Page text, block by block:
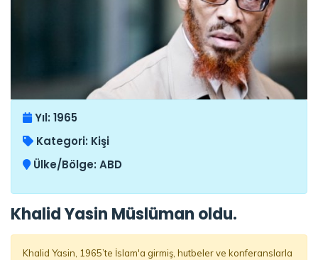
Yıl: 1965
Kategori: Kişi
Ülke/Bölge: ABD
Khalid Yasin Müslüman oldu.
Khalid Yasin, 1965’te İslam'a girmiş, hutbeler ve konferanslarla